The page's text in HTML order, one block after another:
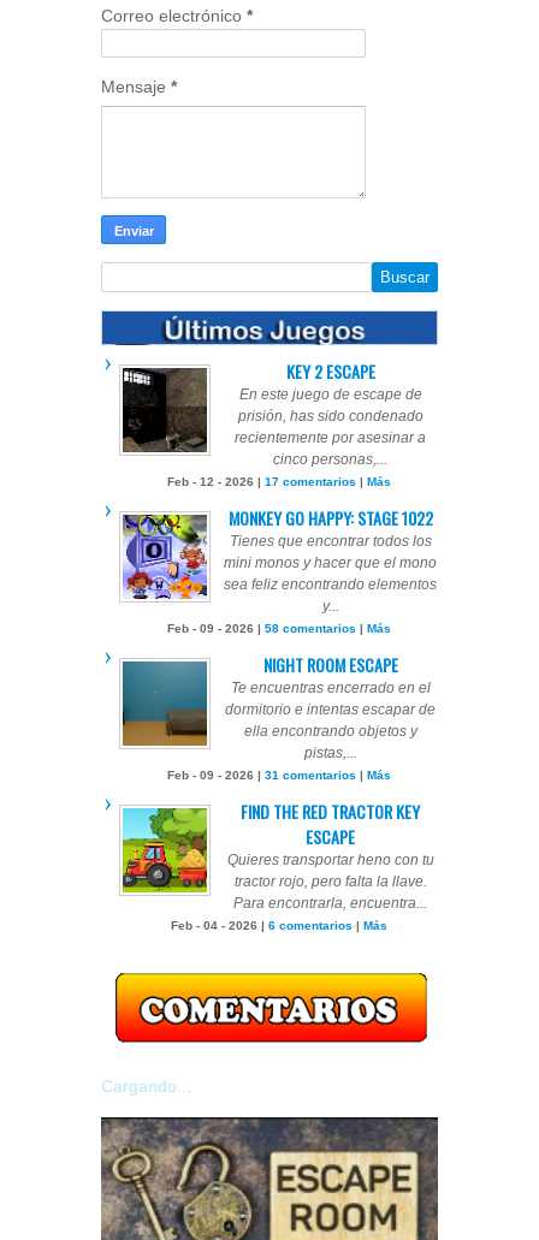
Correo electrónico *
Mensaje *
KEY 2 ESCAPE
En este juego de escape de
prisión, has sido condenado
recientemente por asesinar a
cinco personas,...
Feb - 12 - 2026 | 17 comentarios | Más
MONKEY GO HAPPY: STAGE 1022
Tienes que encontrar todos los
mini monos y hacer que el mono
sea feliz encontrando elementos
y...
Feb - 09 - 2026 | 58 comentarios | Más
NIGHT ROOM ESCAPE
Te encuentras encerrado en el
dormitorio e intentas escapar de
ella encontrando objetos y
pistas,...
Feb - 09 - 2026 | 31 comentarios | Más
FIND THE RED TRACTOR KEY
ESCAPE
Quieres transportar heno con tu
tractor rojo, pero falta la llave.
Para encontrarla, encuentra...
Feb - 04 - 2026 | 6 comentarios | Más
Cargando...